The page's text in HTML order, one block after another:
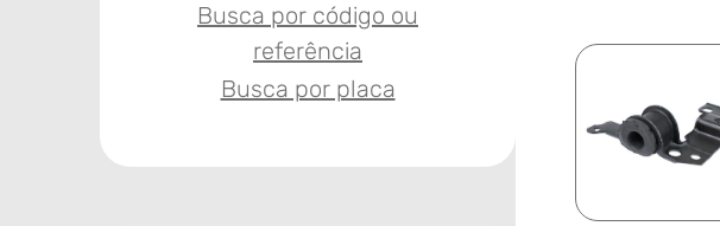
Busca por código ou
referência
Busca por placa